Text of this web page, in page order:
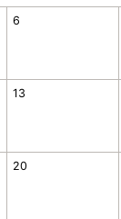
6
13
20